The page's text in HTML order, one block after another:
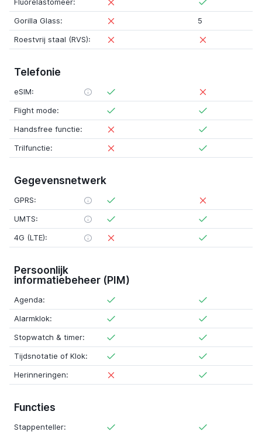
Gorilla Glass:
5
Roestvrij staal (RVS):
Telefonie
eSIM:
Flight mode:
Handsfree functie:
Trilfunctie:
Gegevensnetwerk
GPRS:
UMTS:
4G (LTE):
Persoonlijk
informatiebeheer (PIM)
Agenda:
Alarmklok:
Stopwatch & timer:
Tijdsnotatie of Klok:
Herinneringen:
Functies
Stappenteller: